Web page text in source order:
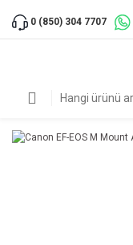
0 (850) 304 7707